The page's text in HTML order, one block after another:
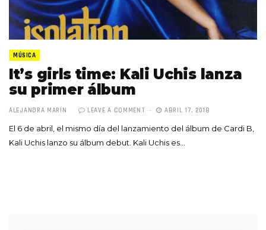
MÚSICA
It’s girls time: Kali Uchis lanza
su primer álbum
ALEJANDRA MARÍN LEAVE A COMMENT ABRIL 17, 2018
El 6 de abril, el mismo día del lanzamiento del álbum de Cardi B,
Kali Uchis lanzo su álbum debut. Kali Uchis es…